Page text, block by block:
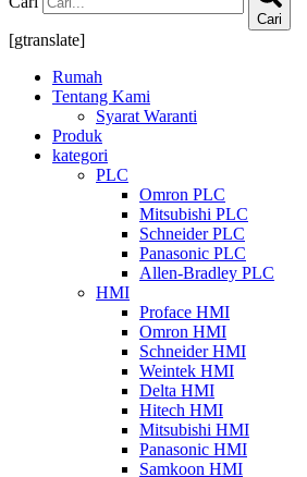
Cari
[gtranslate]
Rumah
Tentang Kami
Syarat Waranti
Produk
kategori
PLC
Omron PLC
Mitsubishi PLC
Schneider PLC
Panasonic PLC
Allen-Bradley PLC
HMI
Proface HMI
Omron HMI
Schneider HMI
Weintek HMI
Delta HMI
Hitech HMI
Mitsubishi HMI
Panasonic HMI
Samkoon HMI